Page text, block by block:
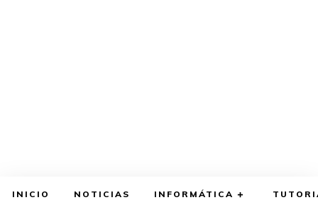
INICIO NOTICIAS INFORMÁTICA